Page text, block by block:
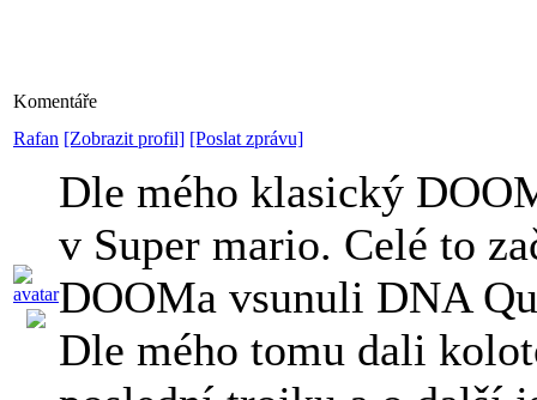
Komentáře
Rafan [Zobrazit profil] [Poslat zprávu]
Dle mého klasický
v Super mario. Celé to
DOOMa vsunuli DNA
Dle mého tomu dali